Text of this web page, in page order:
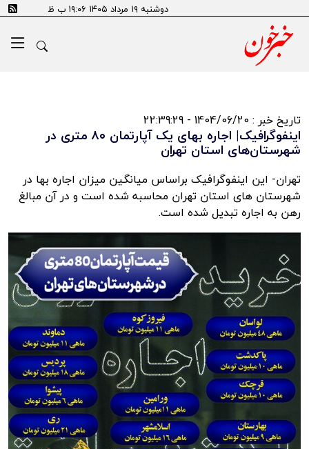
دوشنبه ۱۹ مرداد ۱۴۰۵ ۱۹:۰۶ ب ظ
تاریخ خبر : 1404/06/20 - 22:39:29
اینفوگرافیک| اجاره بهای یک آپارتمان ۸۰ متری در
شهرستان‌های استان تهران
تهران- این اینفوگرافیک براساس میانگین میزان اجاره بها در
شهرستان های استان تهران محاسبه شده است و در آن مبالغ
رهن به اجاره تبدیل شده است.